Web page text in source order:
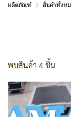
ผลิตภัณฑ์ สินค้าทั้งห
พบสินค้า 4 ชิ้น